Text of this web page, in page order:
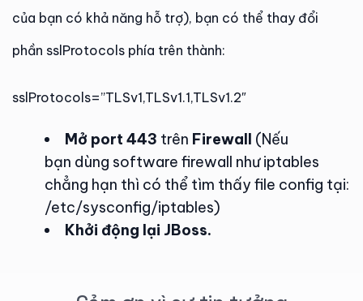
của bạn có khả năng hỗ trợ), bạn có thể thay đổi
phần sslProtocols phía trên thành:
sslProtocols=”TLSv1,TLSv1.1,TLSv1.2″
Mở port 443 trên Firewall (Nếu
bạn dùng software firewall như iptables
chẳng hạn thì có thể tìm thấy file config tại:
/etc/sysconfig/iptables)
Khởi động lại JBoss.